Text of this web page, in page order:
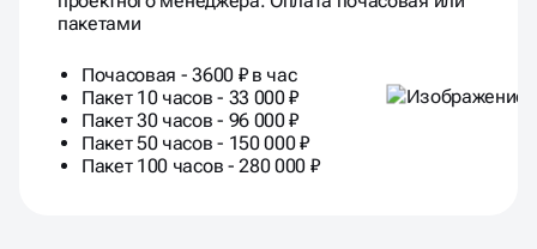
пакетами
Почасовая - 3600 ₽ в час
Пакет 10 часов - 33 000 ₽
Пакет 30 часов - 96 000 ₽
Пакет 50 часов - 150 000 ₽
Пакет 100 часов - 280 000 ₽